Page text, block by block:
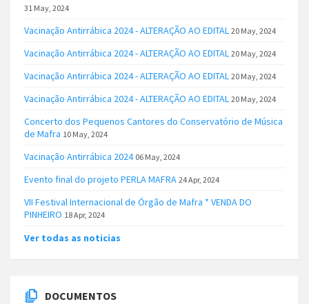
31 May, 2024
Vacinação Antirrábica 2024 - ALTERAÇÃO AO EDITAL 20 May, 2024
Vacinação Antirrábica 2024 - ALTERAÇÃO AO EDITAL 20 May, 2024
Vacinação Antirrábica 2024 - ALTERAÇÃO AO EDITAL 20 May, 2024
Vacinação Antirrábica 2024 - ALTERAÇÃO AO EDITAL 20 May, 2024
Concerto dos Pequenos Cantores do Conservatório de Música
de Mafra 10 May, 2024
Vacinação Antirrábica 2024 06 May, 2024
Evento final do projeto PERLA MAFRA 24 Apr, 2024
VII Festival Internacional de Órgão de Mafra * VENDA DO
PINHEIRO 18 Apr, 2024
Ver todas as noticias
DOCUMENTOS